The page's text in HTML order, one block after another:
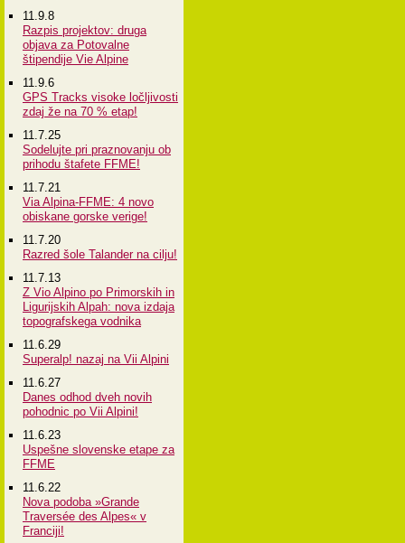
11.9.8
Razpis projektov: druga
objava za Potovalne
štipendije Vie Alpine
11.9.6
GPS Tracks visoke ločljivosti
zdaj že na 70 % etap!
11.7.25
Sodelujte pri praznovanju ob
prihodu štafete FFME!
11.7.21
Via Alpina-FFME: 4 novo
obiskane gorske verige!
11.7.20
Razred šole Talander na cilju!
11.7.13
Z Vio Alpino po Primorskih in
Ligurijskih Alpah: nova izdaja
topografskega vodnika
11.6.29
Superalp! nazaj na Vii Alpini
11.6.27
Danes odhod dveh novih
pohodnic po Vii Alpini!
11.6.23
Uspešne slovenske etape za
FFME
11.6.22
Nova podoba »Grande
Traversée des Alpes« v
Franciji!